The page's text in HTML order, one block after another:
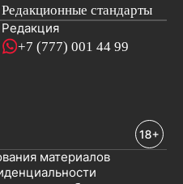
Редакционные стандарты
Редакция
+7 (777) 001 44 99
материалов